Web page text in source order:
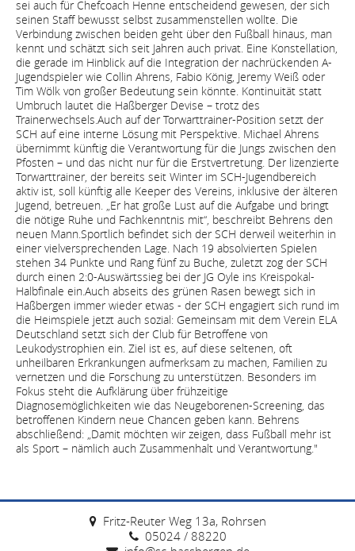
sei auch für Chefcoach Henne entscheidend gewesen, der sich
seinen Staff bewusst selbst zusammenstellen wollte. Die
Verbindung zwischen beiden geht über den Fußball hinaus, man
kennt und schätzt sich seit Jahren auch privat. Eine Konstellation,
die gerade im Hinblick auf die Integration der nachrückenden A-
Jugendspieler wie Collin Ahrens, Fabio König, Jeremy Weiß oder
Tim Wölk von großer Bedeutung sein könnte. Kontinuität statt
Umbruch lautet die Haßberger Devise – trotz des
Trainerwechsels.Auch auf der Torwarttrainer-Position setzt der
SCH auf eine interne Lösung mit Perspektive. Michael Ahrens
übernimmt künftig die Verantwortung für die Jungs zwischen den
Pfosten – und das nicht nur für die Erstvertretung. Der lizenzierte
Torwarttrainer, der bereits seit Winter im SCH-Jugendbereich
aktiv ist, soll künftig alle Keeper des Vereins, inklusive der älteren
Jugend, betreuen. „Er hat große Lust auf die Aufgabe und bringt
die nötige Ruhe und Fachkenntnis mit“, beschreibt Behrens den
neuen Mann.Sportlich befindet sich der SCH derweil weiterhin in
einer vielversprechenden Lage. Nach 19 absolvierten Spielen
stehen 34 Punkte und Rang fünf zu Buche, zuletzt zog der SCH
durch einen 2:0-Auswärtssieg bei der JG Oyle ins Kreispokal-
Halbfinale ein.Auch abseits des grünen Rasen bewegt sich in
Haßbergen immer wieder etwas - der SCH engagiert sich rund im
die Heimspiele jetzt auch sozial: Gemeinsam mit dem Verein ELA
Deutschland setzt sich der Club für Betroffene von
Leukodystrophien ein. Ziel ist es, auf diese seltenen, oft
unheilbaren Erkrankungen aufmerksam zu machen, Familien zu
vernetzen und die Forschung zu unterstützen. Besonders im
Fokus steht die Aufklärung über frühzeitige
Diagnosemöglichkeiten wie das Neugeborenen-Screening, das
betroffenen Kindern neue Chancen geben kann. Behrens
abschließend: „Damit möchten wir zeigen, dass Fußball mehr ist
als Sport – nämlich auch Zusammenhalt und Verantwortung."
Fritz-Reuter Weg 13a, Rohrsen
05024 / 88220